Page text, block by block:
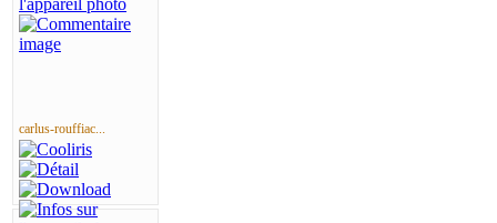
carlus-rouffiac...